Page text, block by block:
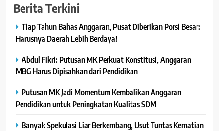
Berita Terkini
Tiap Tahun Bahas Anggaran, Pusat Diberikan Porsi Besar:
Harusnya Daerah Lebih Berdaya!
Abdul Fikri: Putusan MK Perkuat Konstitusi, Anggaran
MBG Harus Dipisahkan dari Pendidikan
Putusan MK Jadi Momentum Kembalikan Anggaran
Pendidikan untuk Peningkatan Kualitas SDM
Banyak Spekulasi Liar Berkembang, Usut Tuntas Kematian